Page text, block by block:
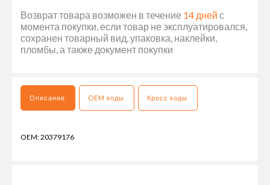
Возврат товара возможен в течение 14 дней с
момента покупки, если товар не эксплуатировался,
сохранен товарный вид, упаковка, наклейки,
пломбы, а также документ покупки
Описание OEM коды Кросс коды
OEM: 20379176